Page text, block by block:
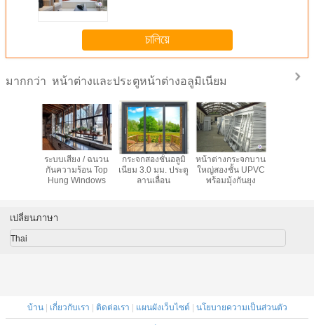
চালিয়ে
มากกว่า หน้าต่างและประตูหน้าต่างอลูมิเนียม
ระบบเสียง / ฉนวน
กันความร้อน Top
Hung Windows
กระจกสองชั้นอลูมิ
เนียม 3.0 มม. ประตู
ลานเลื่อน
หน้าต่างกระจกบาน
ใหญ่สองชั้น UPVC
พร้อมมุ้งกันยุง
เปลี่ยนภาษา
Thai
บ้าน| เกี่ยวกับเรา | ติดต่อเรา | แผนผังเว็บไซต์ | นโยบายความเป็นส่วนตัว